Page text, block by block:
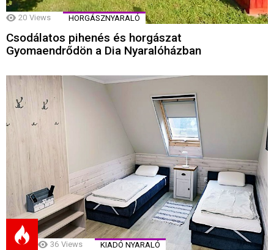
20 Views HORGÁSZNYARALÓ
Csodálatos pihenés és horgászat
Gyomaendrődön a Dia Nyaralóházban
36 Views KIADÓ NYARALÓ